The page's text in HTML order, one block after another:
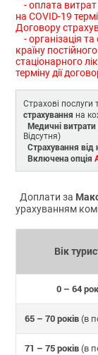
- оплата
на COVID-19
Договору
- організація
країну
стаціонарного
терміну дії
Страхові послуги
страхування на
Медичні
Відсутня)
Страхування
Включена опція
Доплати за
урахуванням
Вік
0 – 64
65 – 70 років(в
71 – 75 років(в